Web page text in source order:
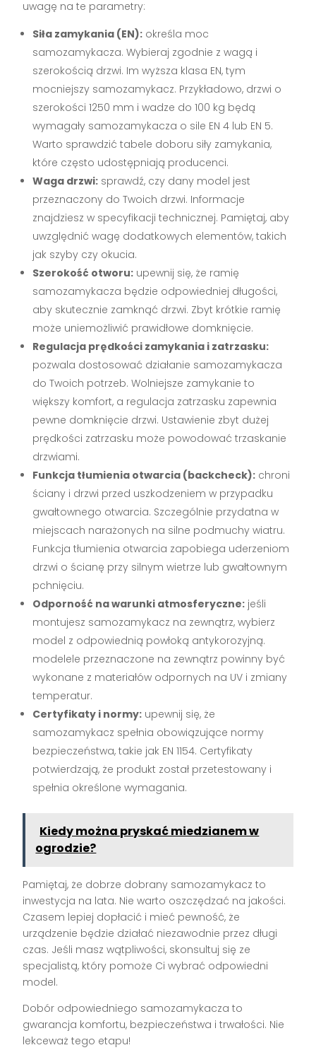
uwagę na te parametry:
Siła zamykania (EN): określa moc
samozamykacza. Wybieraj zgodnie z wagą i
szerokością drzwi. Im wyższa klasa EN, tym
mocniejszy samozamykacz. Przykładowo, drzwi o
szerokości 1250 mm i wadze do 100 kg będą
wymagały samozamykacza o sile EN 4 lub EN 5.
Warto sprawdzić tabele doboru siły zamykania,
które często udostępniają producenci.
Waga drzwi: sprawdź, czy dany model jest
przeznaczony do Twoich drzwi. Informacje
znajdziesz w specyfikacji technicznej. Pamiętaj, aby
uwzględnić wagę dodatkowych elementów, takich
jak szyby czy okucia.
Szerokość otworu: upewnij się, że ramię
samozamykacza będzie odpowiedniej długości,
aby skutecznie zamknąć drzwi. Zbyt krótkie ramię
może uniemożliwić prawidłowe domknięcie.
Regulacja prędkości zamykania i zatrzasku:
pozwala dostosować działanie samozamykacza
do Twoich potrzeb. Wolniejsze zamykanie to
większy komfort, a regulacja zatrzasku zapewnia
pewne domknięcie drzwi. Ustawienie zbyt dużej
prędkości zatrzasku może powodować trzaskanie
drzwiami.
Funkcja tłumienia otwarcia (backcheck): chroni
ściany i drzwi przed uszkodzeniem w przypadku
gwałtownego otwarcia. Szczególnie przydatna w
miejscach narażonych na silne podmuchy wiatru.
Funkcja tłumienia otwarcia zapobiega uderzeniom
drzwi o ścianę przy silnym wietrze lub gwałtownym
pchnięciu.
Odporność na warunki atmosferyczne: jeśli
montujesz samozamykacz na zewnątrz, wybierz
model z odpowiednią powłoką antykorozyjną.
modelele przeznaczone na zewnątrz powinny być
wykonane z materiałów odpornych na UV i zmiany
temperatur.
Certyfikaty i normy: upewnij się, że
samozamykacz spełnia obowiązujące normy
bezpieczeństwa, takie jak EN 1154. Certyfikaty
potwierdzają, że produkt został przetestowany i
spełnia określone wymagania.
Kiedy można pryskać miedzianem w
ogrodzie?
Pamiętaj, że dobrze dobrany samozamykacz to
inwestycja na lata. Nie warto oszczędzać na jakości.
Czasem lepiej dopłacić i mieć pewność, że
urządzenie będzie działać niezawodnie przez długi
czas. Jeśli masz wątpliwości, skonsultuj się ze
specjalistą, który pomoże Ci wybrać odpowiedni
model.
Dobór odpowiedniego samozamykacza to
gwarancja komfortu, bezpieczeństwa i trwałości. Nie
lekceważ tego etapu!